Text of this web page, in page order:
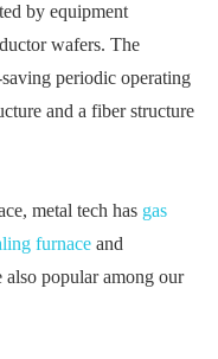
by equipment
wafers. The
periodic operating
and a fiber structure
metal tech has gas
furnace and
also popular among our